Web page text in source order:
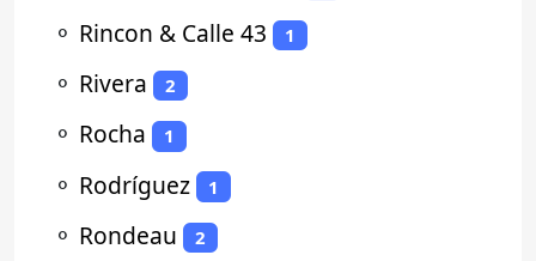
⚬ Rincon & Calle 43 1
⚬ Rivera 2
⚬ Rocha 1
⚬ Rodríguez 1
⚬ Rondeau 2